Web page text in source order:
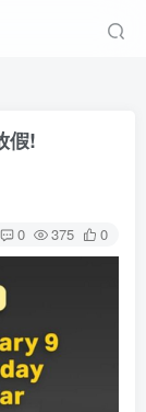
假!
0 375 0